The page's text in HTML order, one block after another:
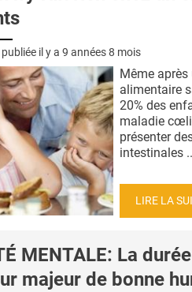
il y a 9 années 8 mois
Même après
alimentaire
20% des
maladie
présenter
intestinales
LIRE LA
MENTALE: La
majeur de bonne